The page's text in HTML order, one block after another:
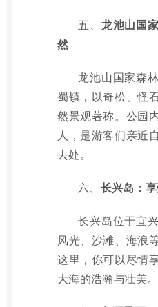
五、 龙池山国
然
龙池山国家森
蜀镇，以奇松、怪
然景观著称。公园
人，是游客们亲近
去处。
六、 长兴岛：
长兴岛位于宜
风光、沙滩、海浪
这里，你可以尽情
大海的浩瀚与壮美。